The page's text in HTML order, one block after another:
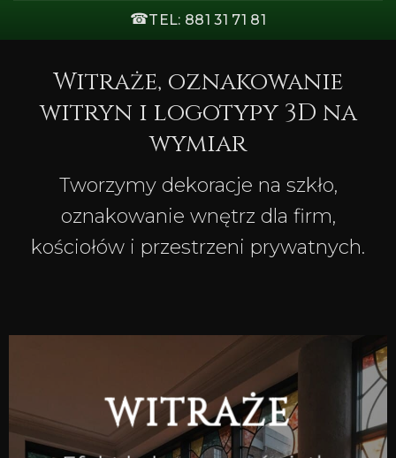
☎TEL: 881 31 71 81
Witraże, oznakowanie
witryn i logotypy 3D na
wymiar
Tworzymy dekoracje na szkło,
oznakowanie wnętrz dla firm,
kościołów i przestrzeni prywatnych.
WITRAŻE